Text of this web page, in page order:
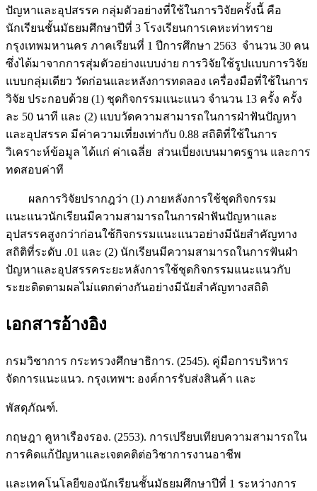
ปัญหาและอุปสรรค กลุ่มตัวอย่างที่ใช้ในการวิจัยครั้งนี้ คือ
นักเรียนชั้นมัธยมศึกษาปีที่ 3 โรงเรียนการเคหะท่าทราย
กรุงเทพมหานคร ภาคเรียนที่ 1 ปีการศึกษา 2563 จำนวน 30 คน
ซึ่งได้มาจากการสุ่มตัวอย่างแบบง่าย การวิจัยใช้รูปแบบการวิจัย
แบบกลุ่มเดียว วัดก่อนและหลังการทดลอง เครื่องมือที่ใช้ในการ
วิจัย ประกอบด้วย (1) ชุดกิจกรรมแนะแนว จำนวน 13 ครั้ง ครั้ง
ละ 50 นาที และ (2) แบบวัดความสามารถในการฝ่าฟันปัญหา
และอุปสรรค มีค่าความเที่ยงเท่ากับ 0.88 สถิติที่ใช้ในการ
วิเคราะห์ข้อมูล ได้แก่ ค่าเฉลี่ย ส่วนเบี่ยงเบนมาตรฐาน และการ
ทดสอบค่าที
ผลการวิจัยปรากฎว่า (1) ภายหลังการใช้ชุดกิจกรรม
แนะแนวนักเรียนมีความสามารถในการฝ่าฟันปัญหาและ
อุปสรรคสูงกว่าก่อนใช้กิจกรรมแนะแนวอย่างมีนัยสำคัญทาง
สถิติที่ระดับ .01 และ (2) นักเรียนมีความสามารถในการฟันฝ่า
ปัญหาและอุปสรรคระยะหลังการใช้ชุดกิจกรรมแนะแนวกับ
ระยะติดตามผลไม่แตกต่างกันอย่างมีนัยสำคัญทางสถิติ
เอกสารอ้างอิง
กรมวิชาการ กระทรวงศึกษาธิการ. (2545). คู่มือการบริหาร
จัดการแนะแนว. กรุงเทพฯ: องค์การรับส่งสินค้า และ
พัสดุภัณฑ์.
กฤษฎา คูหาเรืองรอง. (2553). การเปรียบเทียบความสามารถใน
การคิดแก้ปัญหาและเจตคติต่อวิชาการงานอาชีพ
และเทคโนโลยีของนักเรียนชั้นมัธยมศึกษาปีที่ 1 ระหว่างการ